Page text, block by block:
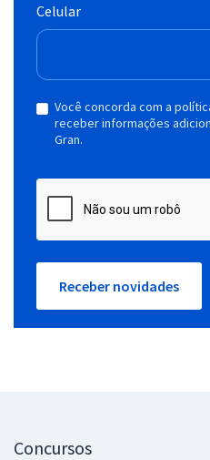
Celular
Você concorda com a
receber informações
Gran.
Receber novidades
Concursos